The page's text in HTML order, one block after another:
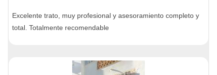
Excelente trato, muy profesional y asesoramiento completo y
total. Totalmente recomendable